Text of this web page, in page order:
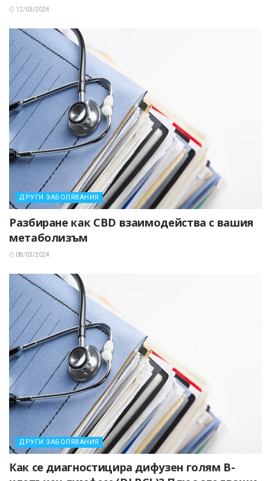
12/03/2024
ДРУГИ ЗАБОЛЯВАНИЯ
Разбиране как CBD взаимодейства с вашия
метаболизъм
08/03/2024
ДРУГИ ЗАБОЛЯВАНИЯ
Как се диагностицира дифузен голям В-